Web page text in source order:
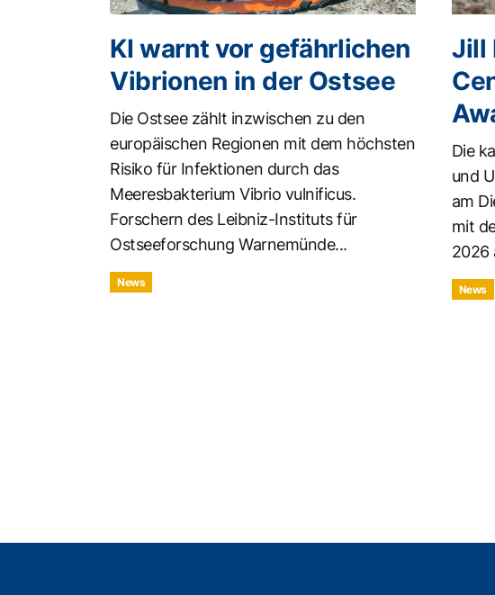
KI warnt vor gefährlichen
Vibrionen in der Ostsee
Die Ostsee zählt inzwischen zu den
europäischen Regionen mit dem höchsten
Risiko für Infektionen durch das
Meeresbakterium Vibrio vulnificus.
Forschern des Leibniz-Instituts für
Ostseeforschung Warnemünde...
News
Jill
Die
und
am
mit
2026
News